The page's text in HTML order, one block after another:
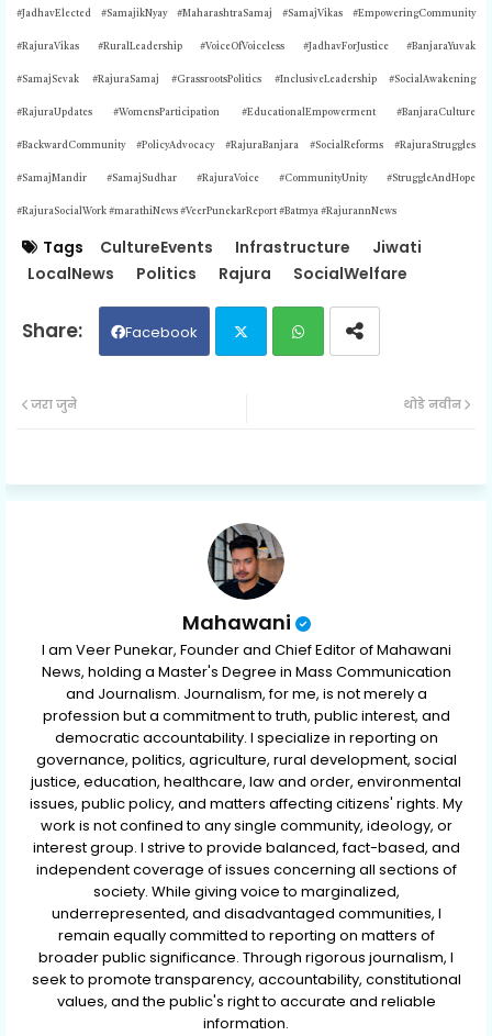
#JadhavElected #SamajikNyay #MaharashtraSamaj #SamajVikas #EmpoweringCommunity
#RajuraVikas #RuralLeadership #VoiceOfVoiceless #JadhavForJustice #BanjaraYuvak
#SamajSevak #RajuraSamaj #GrassrootsPolitics #InclusiveLeadership #SocialAwakening
#RajuraUpdates #WomensParticipation #EducationalEmpowerment #BanjaraCulture
#BackwardCommunity #PolicyAdvocacy #RajuraBanjara #SocialReforms #RajuraStruggles
#SamajMandir #SamajSudhar #RajuraVoice #CommunityUnity #StruggleAndHope
#RajuraSocialWork #marathiNews #VeerPunekarReport #Batmya #RajurannNews
Tags CultureEvents Infrastructure
Jiwati
LocalNews
Politics Rajura SocialWelfare
Facebook
ap
थोडे नवीन
जरा जुने
Mahawani
I am Veer Punekar, Founder and Chief Editor of Mahawani
News, holding a Master's Degree in Mass Communication
and Journalism. Journalism, for me, is not merely a
profession but a commitment to truth, public interest, and
democratic accountability. I specialize in reporting on
governance, politics, agriculture, rural development, social
justice, education, healthcare, law and order, environmental
issues, public policy, and matters affecting citizens' rights. My
work is not confined to any single community, ideology, or
interest group. I strive to provide balanced, fact-based, and
independent coverage of issues concerning all sections of
society. While giving voice to marginalized,
underrepresented, and disadvantaged communities, I
remain equally committed to reporting on matters of
broader public significance. Through rigorous journalism, I
seek to promote transparency, accountability, constitutional
values, and the public's right to accurate and reliable
information.